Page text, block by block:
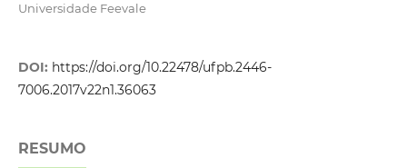
Universidade Feevale
DOI: https://doi.org/10.22478/ufpb.2446-
7006.2017v22n1.36063
RESUMO